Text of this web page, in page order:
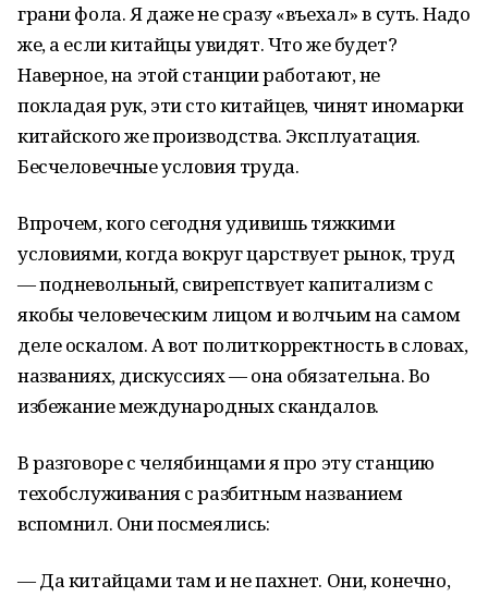
грани фола. Я даже не сразу «въехал» в суть. Надо
же, а если китайцы увидят. Что же будет?
Наверное, на этой станции работают, не
покладая рук, эти сто китайцев, чинят иномарки
китайского же производства. Эксплуатация.
Бесчеловечные условия труда.
Впрочем, кого сегодня удивишь тяжкими
условиями, когда вокруг царствует рынок, труд
— подневольный, свирепствует капитализм с
якобы человеческим лицом и волчьим на самом
деле оскалом. А вот политкорректность в словах,
названиях, дискуссиях — она обязательна. Во
избежание международных скандалов.
В разговоре с челябинцами я про эту станцию
техобслуживания с разбитным названием
вспомнил. Они посмеялись:
— Да китайцами там и не пахнет. Они, конечно,